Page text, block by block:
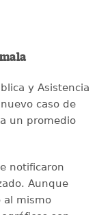
y Asistencia
caso de
un promedio
notificaron
Aunque
al mismo